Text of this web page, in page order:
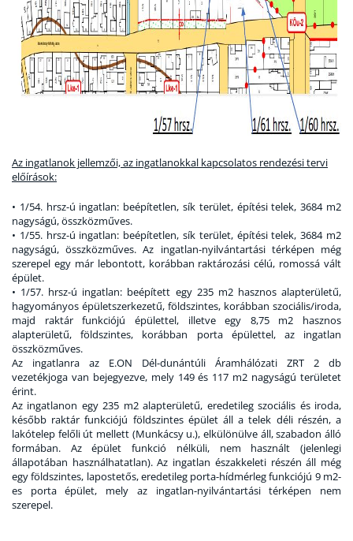
Az ingatlanok jellemzői, az ingatlanokkal kapcsolatos rendezési tervi
előírások:
• 1/54. hrsz-ú ingatlan: beépítetlen, sík terület, építési telek, 3684 m2
nagyságú, összközműves.
• 1/55. hrsz-ú ingatlan: beépítetlen, sík terület, építési telek, 3684 m2
nagyságú, összközműves. Az ingatlan-nyilvántartási térképen még
szerepel egy már lebontott, korábban raktározási célú, romossá vált
épület.
• 1/57. hrsz-ú ingatlan: beépített egy 235 m2 hasznos alapterületű,
hagyományos épületszerkezetű, földszintes, korábban szociális/iroda,
majd raktár funkciójú épülettel, illetve egy 8,75 m2 hasznos
alapterületű, földszintes, korábban porta épülettel, az ingatlan
összközműves.
Az ingatlanra az E.ON Dél-dunántúli Áramhálózati ZRT 2 db
vezetékjoga van bejegyezve, mely 149 és 117 m2 nagyságú területet
érint.
Az ingatlanon egy 235 m2 alapterületű, eredetileg szociális és iroda,
később raktár funkciójú földszintes épület áll a telek déli részén, a
lakótelep felőli út mellett (Munkácsy u.), elkülönülve áll, szabadon álló
formában. Az épület funkció nélküli, nem használt (jelenlegi
állapotában használhatatlan). Az ingatlan északkeleti részén áll még
egy földszintes, lapostetős, eredetileg porta-hídmérleg funkciójú 9 m2-
es porta épület, mely az ingatlan-nyilvántartási térképen nem
szerepel.